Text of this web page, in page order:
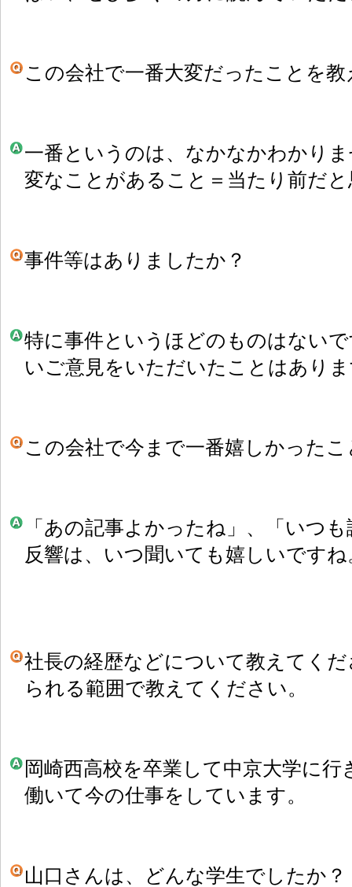
この会社で一番大変だったことを
一番というのは、なかなかわかり
変なことがあること＝当たり前だ
事件等はありましたか？
特に事件というほどのものはない
いご意見をいただいたことはあり
この会社で今まで一番嬉しかった
「あの記事よかったね」、「いつ
反響は、いつ聞いても嬉しいですね
社長の経歴などについて教えてく
られる範囲で教えてください。
岡崎西高校を卒業して中京大学に
働いて今の仕事をしています。
山口さんは、どんな学生でしたか？